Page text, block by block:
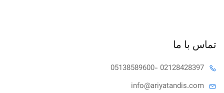
تماس با ما
05138589600- 02128428397
info@ariyatandis.com